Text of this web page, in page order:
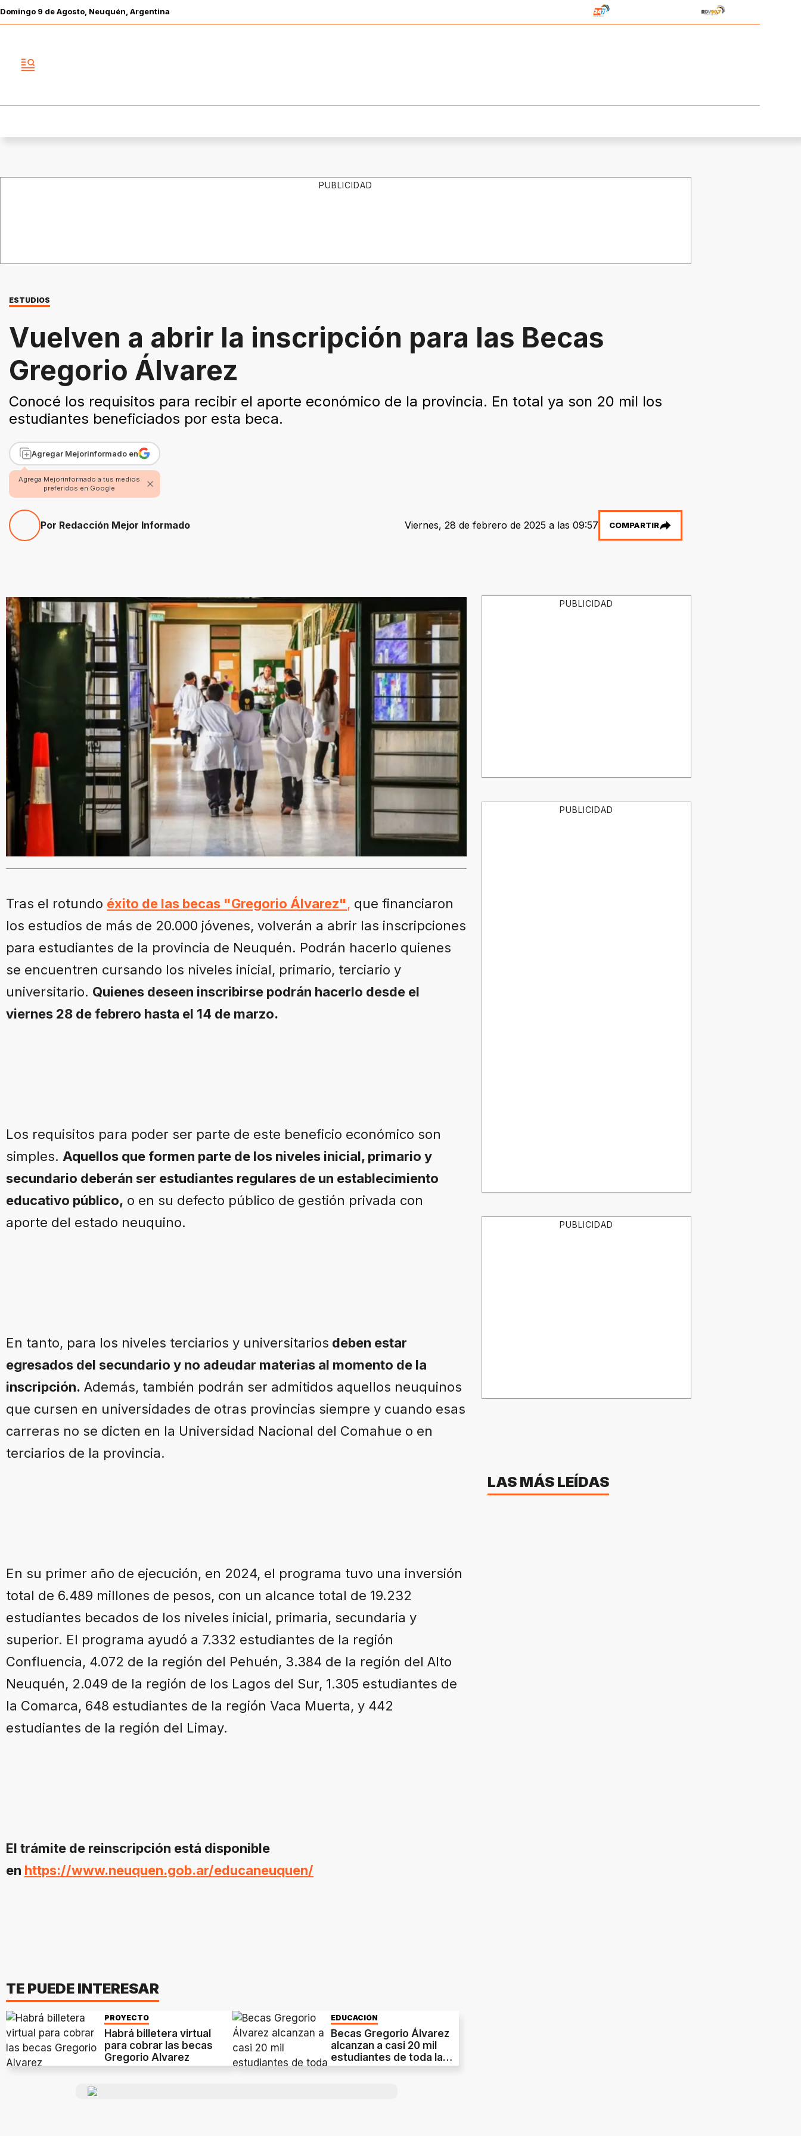
Domingo 9 deAgosto , Neuquén, Argentina
PUBLICIDAD
ESTUDIOS
Vuelven a abrir la inscripción para las Becas
Gregorio Álvarez
Conocé los requisitos para recibir el aporte económico de la provincia. En total ya son 20 mil los
estudiantes beneficiados por esta beca.
Agregar Mejorinformado en
Agrega Mejorinformado a tus medios
preferidos en Google
Por Redacción Mejor Informado Viernes, 28 de febrero de 2025 a las 09:57 COMPARTIR
Tras el rotundo éxito de las becas "Gregorio Álvarez", que financiaron
los estudios de más de 20.000 jóvenes, volverán a abrir las inscripciones
para estudiantes de la provincia de Neuquén. Podrán hacerlo quienes
se encuentren cursando los niveles inicial, primario, terciario y
universitario. Quienes deseen inscribirse podrán hacerlo desde el
viernes 28 de febrero hasta el 14 de marzo.
Los requisitos para poder ser parte de este beneficio económico son
simples. Aquellos que formen parte de los niveles inicial, primario y
secundario deberán ser estudiantes regulares de un establecimiento
educativo público, o en su defecto público de gestión privada con
aporte del estado neuquino.
En tanto, para los niveles terciarios y universitarios deben estar
egresados del secundario y no adeudar materias al momento de la
inscripción. Además, también podrán ser admitidos aquellos neuquinos
que cursen en universidades de otras provincias siempre y cuando esas
carreras no se dicten en la Universidad Nacional del Comahue o en
terciarios de la provincia.
En su primer año de ejecución, en 2024, el programa tuvo una inversión
total de 6.489 millones de pesos, con un alcance total de 19.232
estudiantes becados de los niveles inicial, primaria, secundaria y
superior. El programa ayudó a 7.332 estudiantes de la región
Confluencia, 4.072 de la región del Pehuén, 3.384 de la región del Alto
Neuquén, 2.049 de la región de los Lagos del Sur, 1.305 estudiantes de
la Comarca, 648 estudiantes de la región Vaca Muerta, y 442
estudiantes de la región del Limay.
El trámite de reinscripción está disponible
en https://www.neuquen.gob.ar/educaneuquen/
TE PUEDE INTERESAR
PROYECTO
Habrá billetera virtual
para cobrar las becas
Gregorio Alvarez
EDUCACIÓN
Becas Gregorio Álvarez
alcanzan a casi 20 mil
estudiantes de toda la
provincia
PUBLICIDAD
PUBLICIDAD
PUBLICIDAD
LAS MÁS LEÍDAS